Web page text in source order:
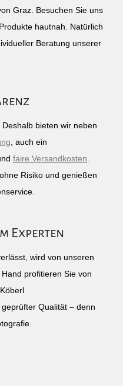
Graz. Besuchen Sie uns
hautnah. Natürlich
Beratung unserer
bieten wir neben
, auch ein
faire Versandkosten
Risiko und genießen
Experten
wird von unseren
profitieren Sie von
Qualität – denn